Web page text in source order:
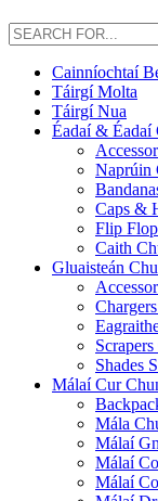
Cainníochtaí
Táirgí Molta
Táirgí Nua
Éadaí & Éadaí
Naprúin
Caps &
Flip
Caith
Gluaisteán
Shades
Málaí Cur
Mála
Málaí
Málaí
Málaí